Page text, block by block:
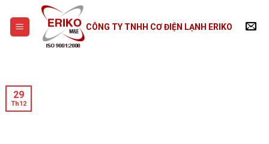
content
CÔNG TY TNHH CƠ ĐIỆN LẠNH ERIKO
29
Th12